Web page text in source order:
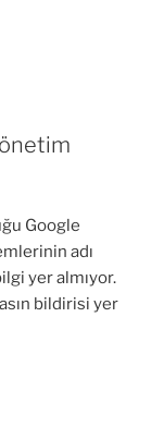
Google
adı
yer almıyor.
bildirisi yer